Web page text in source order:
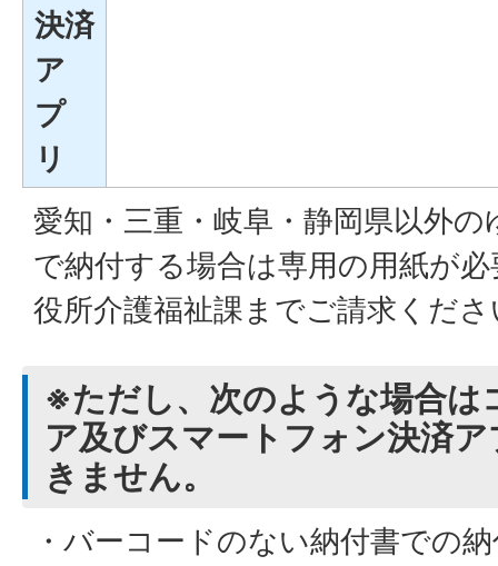
決済
ア
プ
リ
愛知・三重・岐阜・静岡県以外
で納付する場合は専用の用紙が
役所介護福祉課までご請求くだ
※ただし、次のような場合は
ア及びスマートフォン決済
きません。
・バーコードのない納付書での